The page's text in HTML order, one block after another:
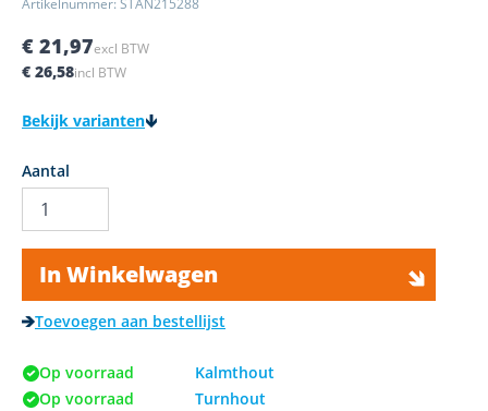
Artikelnummer: STAN215288
€ 21,97excl BTW
€ 26,58incl BTW
Bekijk varianten
Aantal
In Winkelwagen
Toevoegen aan bestellijst
Op voorraad
Kalmthout
Op voorraad
Turnhout